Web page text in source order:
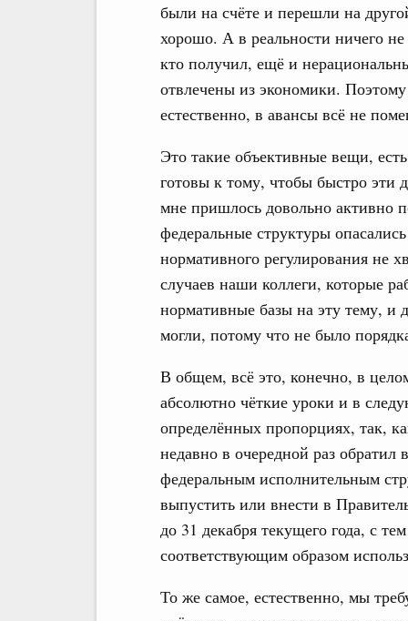
были на счёте и перешли на
хорошо. А в реальности ничего не
кто получил, ещё и
отвлечены из экономики.
естественно, в авансы всё не
Это такие объективные вещи,
готовы к тому, чтобы быстро эти
мне пришлось довольно активно
федеральные структуры
нормативного регулирования не
случаев наши коллеги, которые
нормативные базы на эту тему, и
могли, потому что не было
В общем, всё это, конечно, в
абсолютно чёткие уроки и в
определённых пропорциях, так,
недавно в очередной раз обратил
федеральным исполнительным
выпустить или внести в
до 31 декабря текущего года, с
соответствующим образом
То же самое, естественно, мы